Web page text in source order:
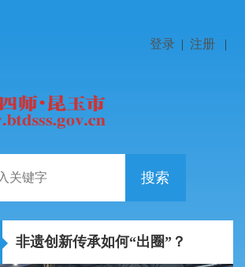
登录 | 注册 |
搜索
非遗创新传承如何“出圈”？